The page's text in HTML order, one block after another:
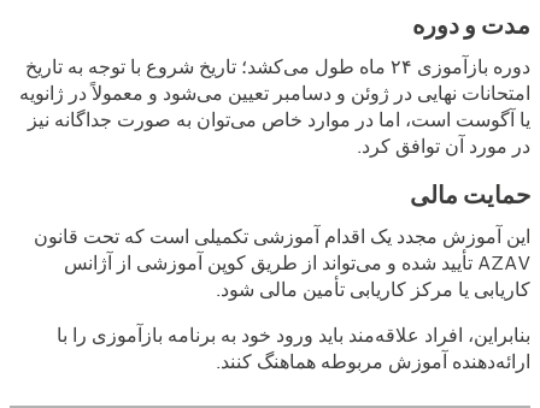
مدت و دوره
دوره بازآموزی ۲۴ ماه طول می‌کشد؛ تاریخ شروع با توجه به تاریخ
امتحانات نهایی در ژوئن و دسامبر تعیین می‌شود و معمولاً در ژانویه
یا آگوست است، اما در موارد خاص می‌توان به صورت جداگانه نیز
در مورد آن توافق کرد.
حمایت مالی
این آموزش مجدد یک اقدام آموزشی تکمیلی است که تحت قانون
AZAV تأیید شده و می‌تواند از طریق کوپن آموزشی از آژانس
کاریابی یا مرکز کاریابی تأمین مالی شود.
بنابراین، افراد علاقه‌مند باید ورود خود به برنامه بازآموزی را با
ارائه‌دهنده آموزش مربوطه هماهنگ کنند.